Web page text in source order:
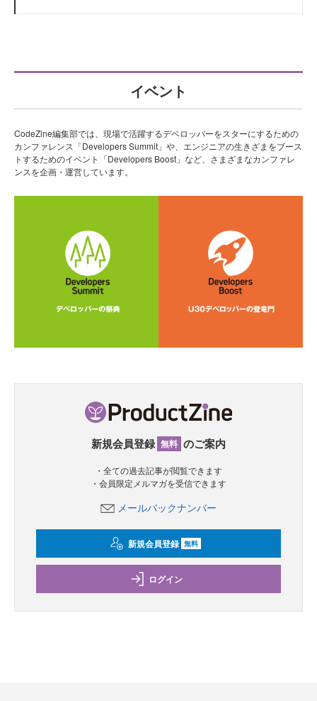
イベント
CodeZine編集部では、現場で活躍するデベロッパーをスターにするための
カンファレンス「Developers Summit」や、エンジニアの生きざまをブース
トするためのイベント「Developers Boost」など、さまざまなカンファレ
ンスを企画・運営しています。
新規会員登録 無料 のご案内
・全ての過去記事が閲覧できます
・会員限定メルマガを受信できます
メールバックナンバー
新規会員登録 無料
ログイン